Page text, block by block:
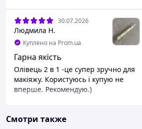
30.07.2026
Людмила Н.
Куплено на Prom.ua
Гарна якість
Олівець 2 в 1 -це супер зручно для
макіяжу. Користуюсь і купую не
вперше. Рекомендую.)
Недостатки
Смотри также